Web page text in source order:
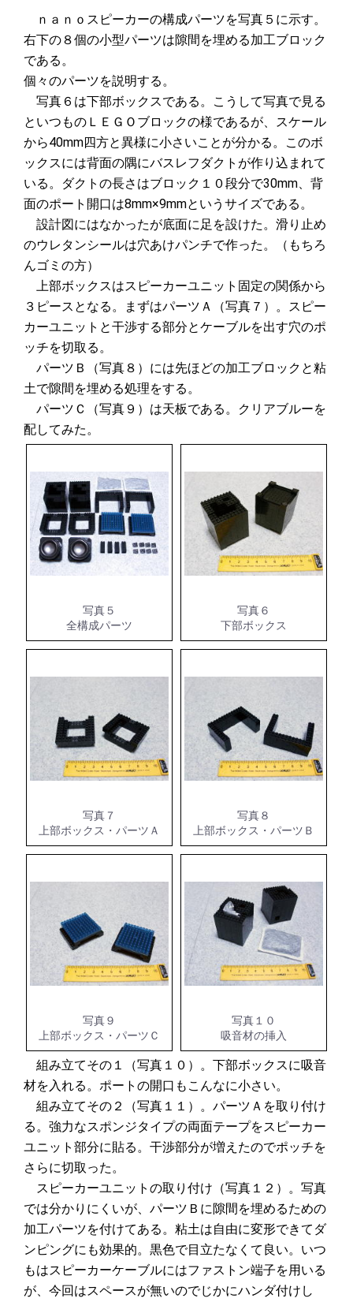
ｎａｎｏスピーカーの構成パーツを写真５に示す。
右下の８個の小型パーツは隙間を埋める加工ブロック
である。
個々のパーツを説明する。
写真６は下部ボックスである。こうして写真で見る
といつものＬＥＧＯブロックの様であるが、スケール
から40mm四方と異様に小さいことが分かる。このボ
ックスには背面の隅にバスレフダクトが作り込まれて
いる。ダクトの長さはブロック１０段分で30mm、背
面のポート開口は8mm×9mmというサイズである。
設計図にはなかったが底面に足を設けた。滑り止め
のウレタンシールは穴あけパンチで作った。（もちろ
んゴミの方）
上部ボックスはスピーカーユニット固定の関係から
３ピースとなる。まずはパーツＡ（写真７）。スピー
カーユニットと干渉する部分とケーブルを出す穴のポ
ッチを切取る。
パーツＢ（写真８）には先ほどの加工ブロックと粘
土で隙間を埋める処理をする。
パーツＣ（写真９）は天板である。クリアブルーを
配してみた。
写真５
全構成パーツ
写真６
下部ボックス
写真７
上部ボックス・パーツＡ
写真８
上部ボックス・パーツＢ
写真９
上部ボックス・パーツＣ
写真１０
吸音材の挿入
組み立てその１（写真１０）。下部ボックスに吸音
材を入れる。ポートの開口もこんなに小さい。
組み立てその２（写真１１）。パーツＡを取り付け
る。強力なスポンジタイプの両面テープをスピーカー
ユニット部分に貼る。干渉部分が増えたのでポッチを
さらに切取った。
スピーカーユニットの取り付け（写真１２）。写真
では分かりにくいが、パーツＢに隙間を埋めるための
加工パーツを付けてある。粘土は自由に変形できてダ
ンピングにも効果的。黒色で目立たなくて良い。いつ
もはスピーカーケーブルにはファストン端子を用いる
が、今回はスペースが無いのでじかにハンダ付けし